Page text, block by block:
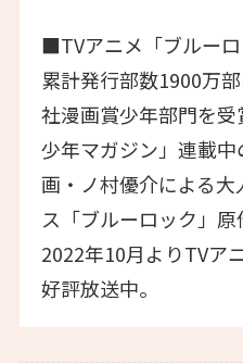
■TVアニメ「ブルー
累計発行部数1900万
社漫画賞少年部門を
少年マガジン」連載
画・ノ村優介による
ス「ブルーロック」原
2022年10月よりTVア
好評放送中。